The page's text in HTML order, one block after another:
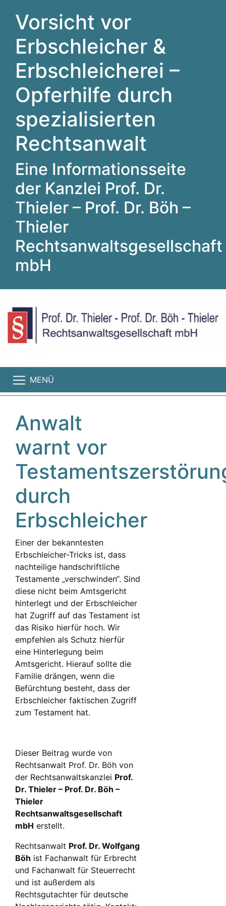
Vorsicht vor
Erbschleicher &
Erbschleicherei –
Opferhilfe durch
spezialisierten
Rechtsanwalt
Eine Informationsseite
der Kanzlei Prof. Dr.
Thieler – Prof. Dr. Böh –
Thieler
Rechtsanwaltsgesellschaft
mbH
MENÜ
Anwalt
warnt vor
durch
Erbschleicher
Einer der bekanntesten
Erbschleicher-Tricks ist, dass
nachteilige handschriftliche
Testamente „verschwinden“. Sind
diese nicht beim Amtsgericht
hinterlegt und der Erbschleicher
hat Zugriff auf das Testament ist
das Risiko hierfür hoch. Wir
empfehlen als Schutz hierfür
eine Hinterlegung beim
Amtsgericht. Hierauf sollte die
Familie drängen, wenn die
Befürchtung besteht, dass der
Erbschleicher faktischen Zugriff
zum Testament hat.
Dieser Beitrag wurde von
Rechtsanwalt Prof. Dr. Böh von
der Rechtsanwaltskanzlei Prof.
Dr. Thieler – Prof. Dr. Böh –
Thieler
Rechtsanwaltsgesellschaft
mbH erstellt.
Rechtsanwalt Prof. Dr. Wolfgang
Böh ist Fachanwalt für Erbrecht
und Fachanwalt für Steuerrecht
und ist außerdem als
Rechtsgutachter für deutsche